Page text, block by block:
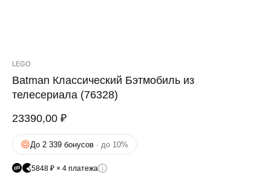
Batman Классический Бэтмобиль из
телесериала (76328)
LEGO
23390,00 ₽
До 2 339 бонусов · до 10%
5848 ₽ × 4 платежа